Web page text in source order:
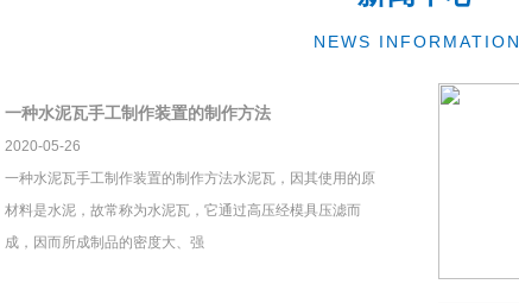
NEWS INFORMATION
一种水泥瓦手工制作装置的制作方法
2020-05-26
一种水泥瓦手工制作装置的制作方法水泥瓦，因其使用的原
材料是水泥，故常称为水泥瓦，它通过高压经模具压滤而
成，因而所成制品的密度大、强